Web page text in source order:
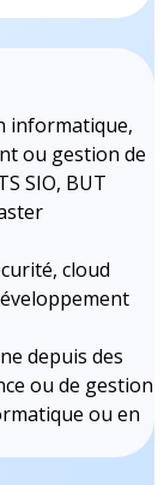
informatique,
ou gestion de
SIO, BUT
cloud
depuis des
ou de gestion
ou en